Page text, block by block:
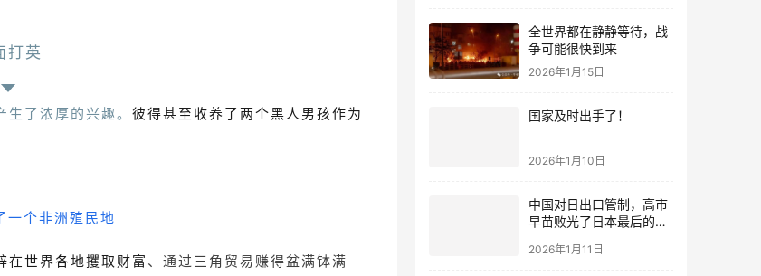
打英
生了浓厚的兴趣。 彼得甚至收养了两个黑人男孩作为
在世界各地攫取财富 、通过三角贸易赚得盆满钵满
全世界都在静静等待，战
争可能很快到来
2026年1月15日
国家及时出手了！
2026年1月10日
中国对日出口管制，高市
早苗败光了日本最后的国
2026年1月11日